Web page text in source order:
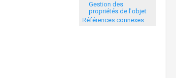
Gestion des
propriétés de l'objet
Références connexes